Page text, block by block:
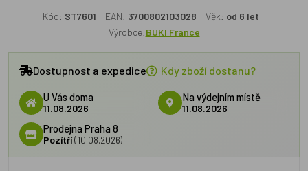
Kód: ST7601 EAN: 3700802103028 Věk: od 6 let
Výrobce:BUKI France
Dostupnost a expedice Kdy zboží dostanu?
U Vás doma
11.08.2026
Na výdejním místě
11.08.2026
Prodejna Praha 8
Pozítří(10.08.2026)